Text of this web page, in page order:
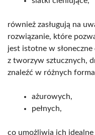
również zasługują na
rozwiązanie, które
jest istotne w
z tworzyw sztucznych,
znaleźć w różnych
ażurowych,
pełnych,
co umożliwia ich